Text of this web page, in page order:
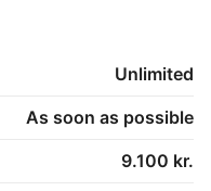
Unlimited
As soon as possible
9.100 kr.